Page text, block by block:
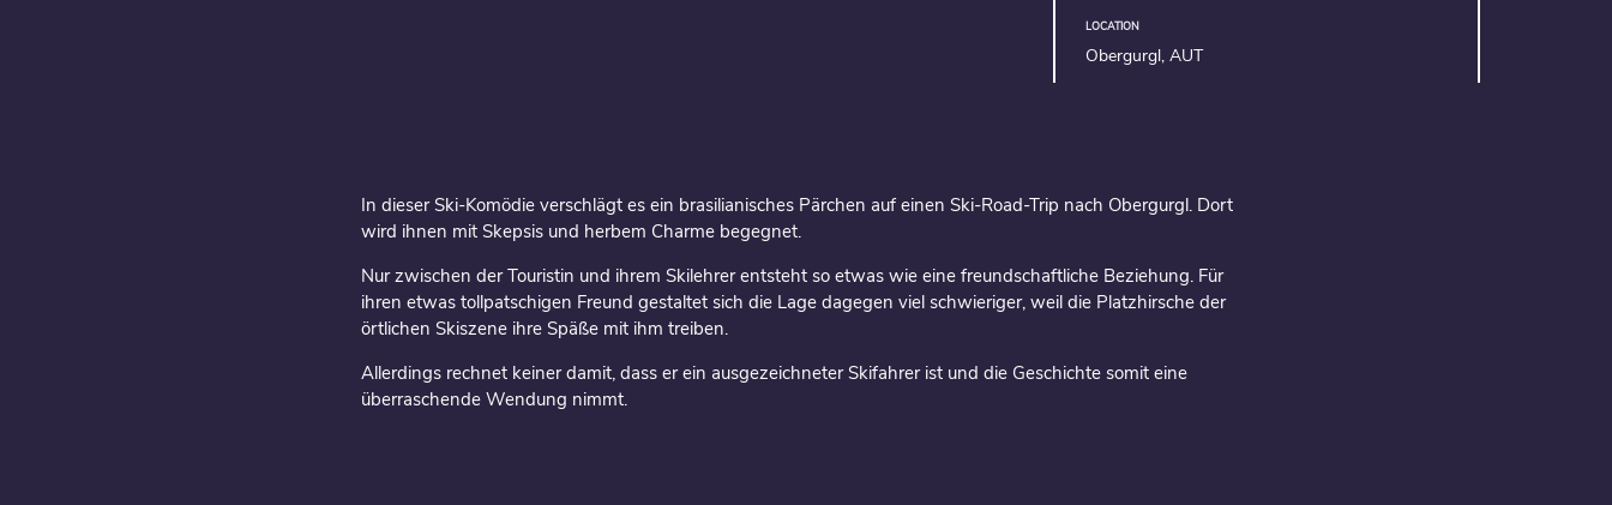
LOCATION
Obergurgl, AUT
In dieser Ski-Komödie verschlägt es ein brasilianisches Pärchen auf einen Ski-Road-Trip nach Obergurgl. Dort
wird ihnen mit Skepsis und herbem Charme begegnet.
Nur zwischen der Touristin und ihrem Skilehrer entsteht so etwas wie eine freundschaftliche Beziehung. Für
ihren etwas tollpatschigen Freund gestaltet sich die Lage dagegen viel schwieriger, weil die Platzhirsche der
örtlichen Skiszene ihre Späße mit ihm treiben.
Allerdings rechnet keiner damit, dass er ein ausgezeichneter Skifahrer ist und die Geschichte somit eine
überraschende Wendung nimmt.